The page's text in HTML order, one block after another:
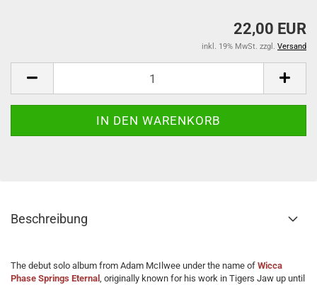
22,00 EUR
inkl. 19% MwSt. zzgl. Versand
Beschreibung
The debut solo album from Adam McIlwee under the name of Wicca
Phase Springs Eternal , originally known for his work in Tigers Jaw up until